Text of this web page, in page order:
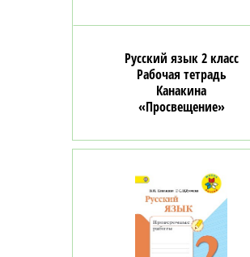
Русский язык 2 класс
Рабочая тетрадь
Канакина
«Просвещение»